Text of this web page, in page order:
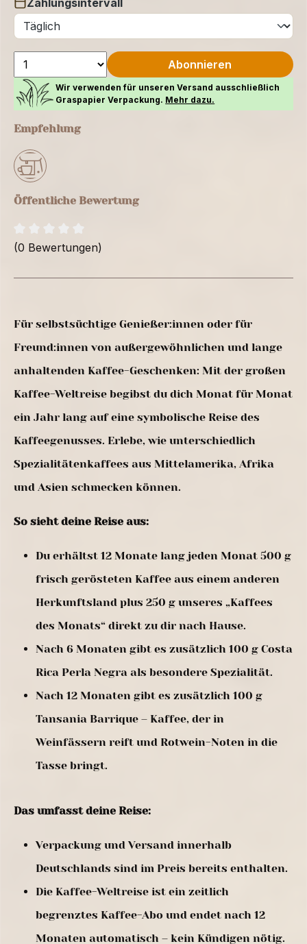
auswählen
Abonnieren
Wir verwenden für unseren Versand ausschließlich
Graspapier Verpackung. Mehr dazu.
Empfehlung
Öffentliche Bewertung
(0 Bewertungen)
Für selbstsüchtige Genießer:innen oder für
Freund:innen von außergewöhnlichen und lange
anhaltenden Kaffee-Geschenken: Mit der großen
Kaffee-Weltreise begibst du dich Monat für Monat
ein Jahr lang auf eine symbolische Reise des
Kaffeegenusses. Erlebe, wie unterschiedlich
Spezialitätenkaffees aus Mittelamerika, Afrika
und Asien schmecken können.
So sieht deine Reise aus:
Du erhältst 12 Monate lang jeden Monat 500 g
frisch gerösteten Kaffee aus einem anderen
Herkunftsland plus 250 g unseres „Kaffees
des Monats“ direkt zu dir nach Hause.
Nach 6 Monaten gibt es zusätzlich 100 g Costa
Rica Perla Negra als besondere Spezialität.
Nach 12 Monaten gibt es zusätzlich 100 g
Tansania Barrique – Kaffee, der in
Weinfässern reift und Rotwein-Noten in die
Tasse bringt.
Das umfasst deine Reise:
Verpackung und Versand innerhalb
Deutschlands sind im Preis bereits enthalten.
Die Kaffee-Weltreise ist ein zeitlich
begrenztes Kaffee-Abo und endet nach 12
Monaten automatisch – kein Kündigen nötig.